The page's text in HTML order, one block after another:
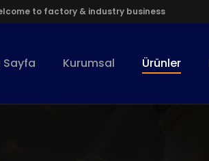
to factory & industry business
Sayfa Kurumsal Ürünler